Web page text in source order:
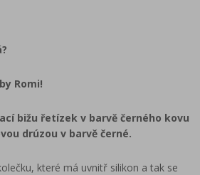
Romi!
bižu řetízek v barvě černého kovu
drúzou v barvě černé.
které má uvnitř silikon a tak se